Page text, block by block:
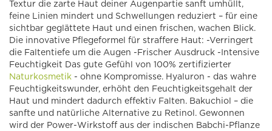
Textur die zarte Haut deiner Augenpartie sanft umhüllt,
feine Linien mindert und Schwellungen reduziert – für eine
sichtbar geglättete Haut und einen frischen, wachen Blick.
Die innovative Pflegeformel für straffere Haut: -Verringert
die Faltentiefe um die Augen -Frischer Ausdruck -Intensive
Feuchtigkeit Das gute Gefühl von 100% zertifizierter
Naturkosmetik - ohne Kompromisse. Hyaluron - das wahre
Feuchtigkeitswunder, erhöht den Feuchtigkeitsgehalt der
Haut und mindert dadurch effektiv Falten. Bakuchiol – die
sanfte und natürliche Alternative zu Retinol. Gewonnen
wird der Power-Wirkstoff aus der indischen Babchi-Pflanze